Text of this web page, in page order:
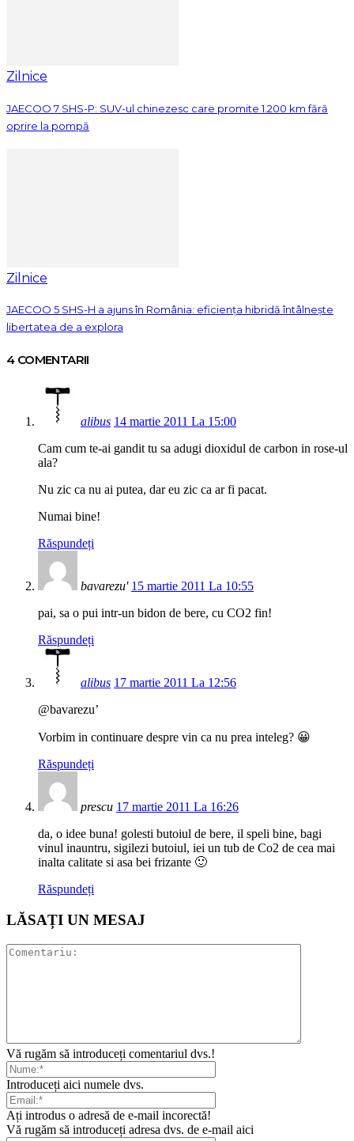
Zilnice
JAECOO 7 SHS-P: SUV-ul chinezesc care promite 1.200 km fără
oprire la pompă
Zilnice
JAECOO 5 SHS-H a ajuns în România: eficiența hibridă întâlnește
libertatea de a explora
4 COMENTARII
alibus 14 martie 2011 La 15:00
Cam cum te-ai gandit tu sa adugi dioxidul de carbon in rose-ul
ala?
Nu zic ca nu ai putea, dar eu zic ca ar fi pacat.
Numai bine!
Răspundeți
bavarezu' 15 martie 2011 La 10:55
pai, sa o pui intr-un bidon de bere, cu CO2 fin!
Răspundeți
alibus 17 martie 2011 La 12:56
@bavarezu’
Vorbim in continuare despre vin ca nu prea inteleg? 😀
Răspundeți
prescu 17 martie 2011 La 16:26
da, o idee buna! golesti butoiul de bere, il speli bine, bagi
vinul inauntru, sigilezi butoiul, iei un tub de Co2 de cea mai
inalta calitate si asa bei frizante 🙂
Răspundeți
LĂSAȚI UN MESAJ
Vă rugăm să introduceți comentariul dvs.!
Introduceți aici numele dvs.
Ați introdus o adresă de e-mail incorectă!
Vă rugăm să introduceți adresa dvs. de e-mail aici